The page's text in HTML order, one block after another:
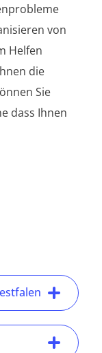
von
Helfen
die
Sie
dass Ihnen